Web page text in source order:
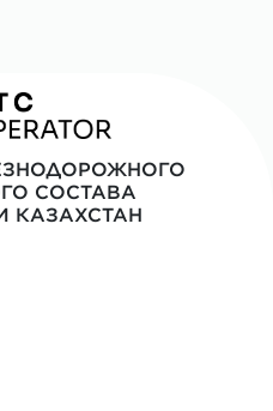
СОСТАВА
КАЗАХСТАН